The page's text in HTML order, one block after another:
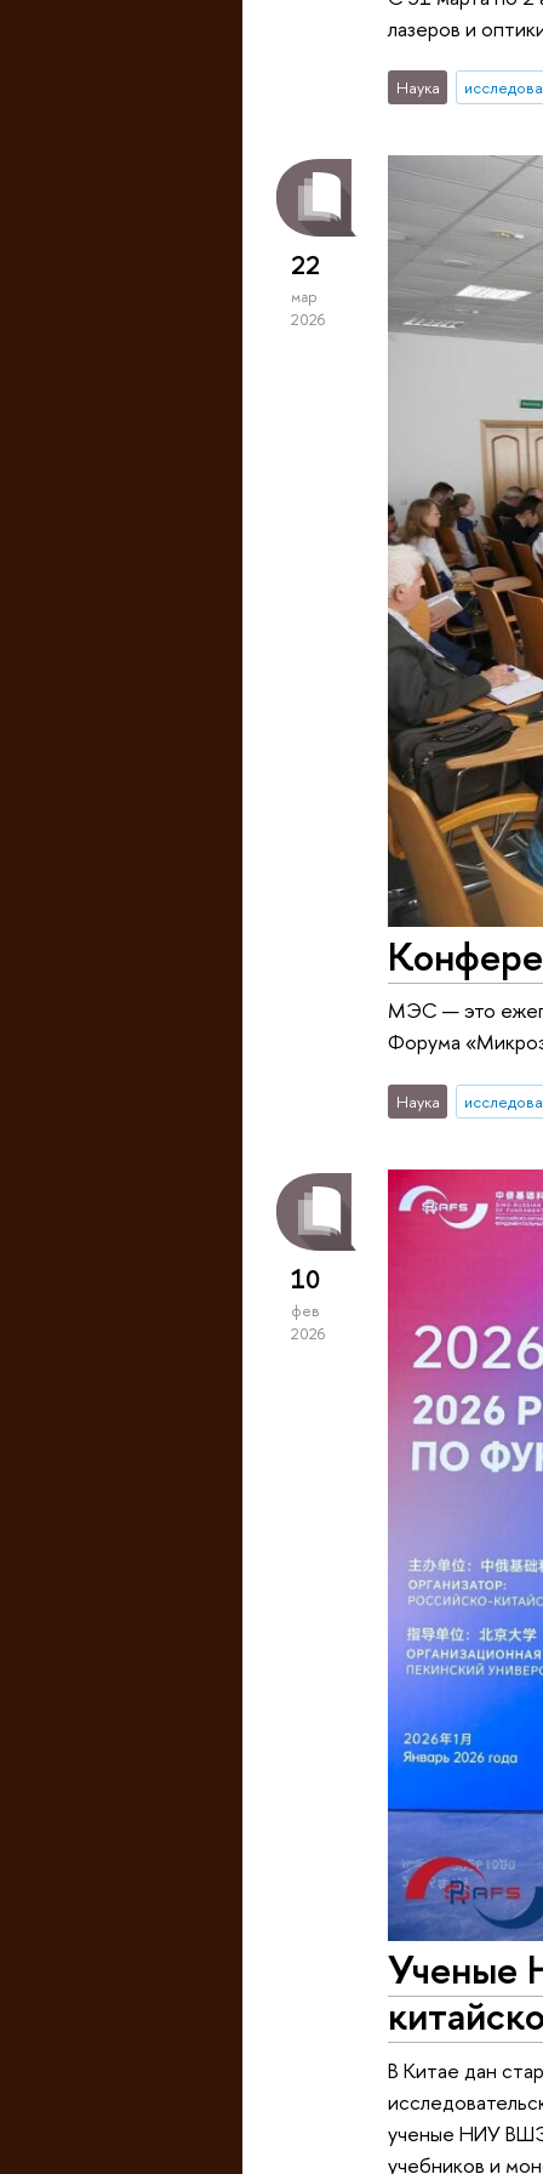
лазеров и
Наука
22
мар
2026
МЭС — это
Форума
Наука
10
фев
2026
Ученые
В Китае дан
ученые НИУ
учебников и